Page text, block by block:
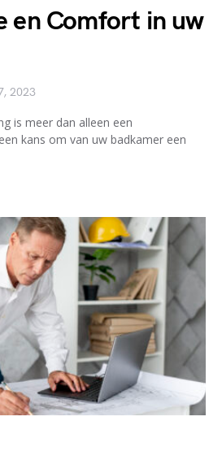
en Comfort in uw
2023
is meer dan alleen een
kans om van uw badkamer een